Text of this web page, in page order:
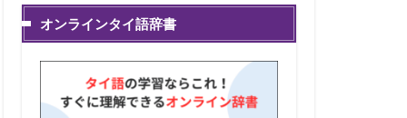
オンラインタイ語辞書